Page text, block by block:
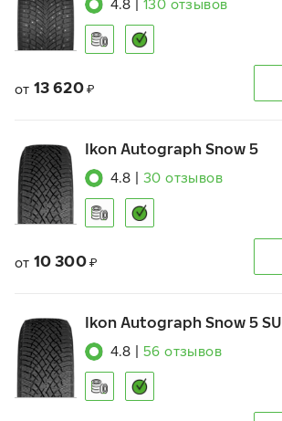
4.8 130 отзывов
от 13 620 ₽
Ikon Autograph Snow 5
4.8 30 отзывов
от 10 300 ₽
Ikon Autograph Snow 5
4.8 56 отзывов